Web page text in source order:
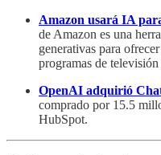
Amazon usará IA
de Amazon es una
generativas para
programas de
OpenAI adquirió
comprado por 15.5
HubSpot.